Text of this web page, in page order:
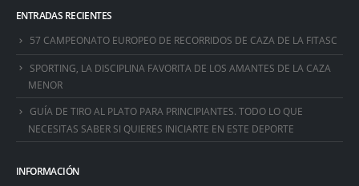
ENTRADAS RECIENTES
57 CAMPEONATO EUROPEO DE RECORRIDOS DE CAZA DE LA FITASC
SPORTING, LA DISCIPLINA FAVORITA DE LOS AMANTES DE LA CAZA
MENOR
GUÍA DE TIRO AL PLATO PARA PRINCIPIANTES. TODO LO QUE
NECESITAS SABER SI QUIERES INICIARTE EN ESTE DEPORTE
INFORMACIÓN